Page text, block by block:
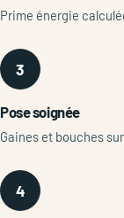
Prime énergie
3
Pose soignée
Gaines et bouches
4